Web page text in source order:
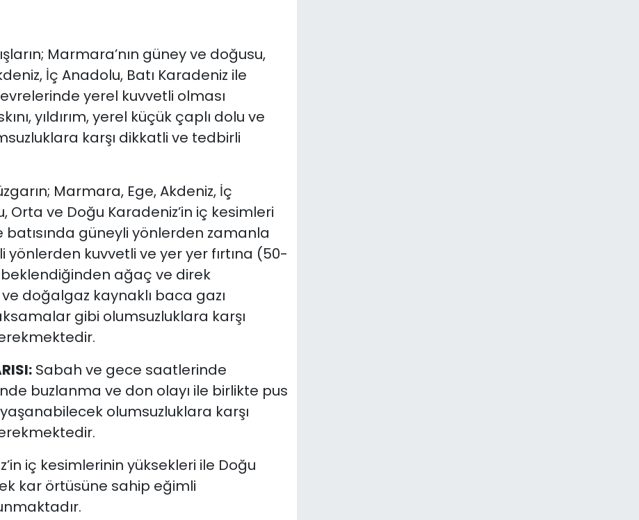
Marmara’nın güney ve doğusu,
İç Anadolu, Batı Karadeniz ile
yerel kuvvetli olması
yıldırım, yerel küçük çaplı dolu ve
karşı dikkatli ve tedbirli
Marmara, Ege, Akdeniz, İç
Orta ve Doğu Karadeniz’in iç kesimleri
batısında güneyli yönlerden zamanla
yönlerden kuvvetli ve yer yer fırtına (50-
ağaç ve direk
doğalgaz kaynaklı baca gazı
gibi olumsuzluklara karşı
Sabah ve gece saatlerinde
buzlanma ve don olayı ile birlikte pus
olumsuzluklara karşı
iç kesimlerinin yüksekleri ile Doğu
kar örtüsüne sahip eğimli